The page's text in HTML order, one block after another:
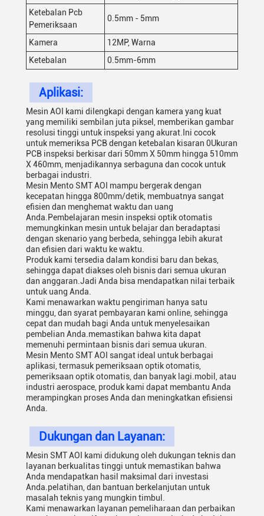
Ketebalan Pcb
Pemeriksaan
0.5mm - 5mm
Kamera
12MP, Warna
Ketebalan
0.5mm-6mm
Aplikasi:
Mesin AOI kami dilengkapi dengan kamera yang kuat
yang memiliki sembilan juta piksel, memberikan gambar
resolusi tinggi untuk inspeksi yang akurat.Ini cocok
untuk memeriksa PCB dengan ketebalan kisaran 0Ukuran
PCB inspeksi berkisar dari 50mm X 50mm hingga 510mm
X 460mm, menjadikannya serbaguna dan cocok untuk
berbagai industri.
Mesin Mento SMT AOI mampu bergerak dengan
kecepatan hingga 800mm/detik, membuatnya sangat
efisien dan menghemat waktu dan uang
Anda.Pembelajaran mesin inspeksi optik otomatis
memungkinkan mesin untuk belajar dan beradaptasi
dengan skenario yang berbeda, sehingga lebih akurat
dan efisien dari waktu ke waktu.
Produk kami tersedia dalam kondisi baru dan bekas,
sehingga dapat diakses oleh bisnis dari semua ukuran
dan anggaran.Jadi Anda bisa mendapatkan nilai terbaik
untuk uang Anda.
Kami menawarkan waktu pengiriman hanya satu
minggu, dan syarat pembayaran kami online, sehingga
cepat dan mudah bagi Anda untuk menyelesaikan
pembelian Anda.memastikan bahwa kita dapat
memenuhi permintaan bisnis dari semua ukuran.
Mesin Mento SMT AOI sangat ideal untuk berbagai
aplikasi, termasuk pemeriksaan optik otomatis,
pemeriksaan optik otomatis, dan banyak lagi.mobil, atau
industri aerospace, produk kami dapat membantu Anda
merampingkan proses Anda dan meningkatkan efisiensi
Anda.
Dukungan dan Layanan:
Mesin SMT AOI kami didukung oleh dukungan teknis dan
layanan berkualitas tinggi untuk memastikan bahwa
Anda mendapatkan hasil maksimal dari investasi
Anda.pelatihan, dan bantuan berkelanjutan untuk
masalah teknis yang mungkin timbul.
Kami menawarkan layanan pemeliharaan dan perbaikan